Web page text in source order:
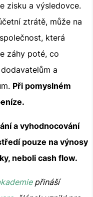
zisku a výsledovce.
ztrátě, může na
která
záhy poté, co
a
Při pomyslném
a vyhodnocování
pouze na výnosy
neboli cash flow.
přináší